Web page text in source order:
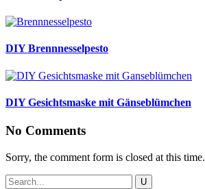
DIY Brennnesselpesto
DIY Gesichtsmaske mit Gänseblümchen
No Comments
Sorry, the comment form is closed at this time.